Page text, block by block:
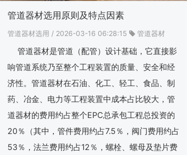
管道器材选用原则及特点因素
管道器材选用 / 2026-03-16 06:28:15 管道器材
管道器材是管道（配管）设计基础，它直接影
响管道系统乃至整个工程装置的质量、安全和经
济性。管道器材在石油、化工、轻工、食品、制
药、冶金、电力等工程装置中成本占比较大，管
道器材的费用约占整个EPC总承包工程总投资的
20％（其中，管件费用约占7.5％，阀门费用约占
53％，法兰费用约占12％，螺栓、螺母及垫片费